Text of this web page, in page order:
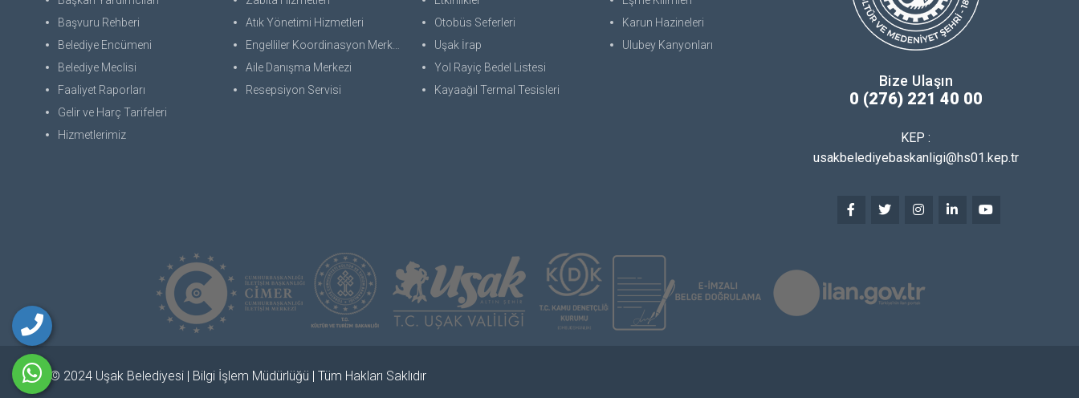
Başvuru Rehberi
Belediye Encümeni
Belediye Meclisi
Faaliyet Raporları
Gelir ve Harç Tarifeleri
Hizmetlerimiz
Atık Yönetimi Hizmetleri
Engelliler Koordinasyon Merkezi
Aile Danışma Merkezi
Resepsiyon Servisi
Otobüs Seferleri
Uşak İrap
Yol Rayiç Bedel Listesi
Kayaağıl Termal Tesisleri
Karun Hazineleri
Ulubey Kanyonları
Bize Ulaşın
0 (276) 221 40 00
KEP :
usakbelediyebaskanligi@hs01.kep.tr
© 2024 Uşak Belediyesi | Bilgi İşlem Müdürlüğü | Tüm Hakları Saklıdır